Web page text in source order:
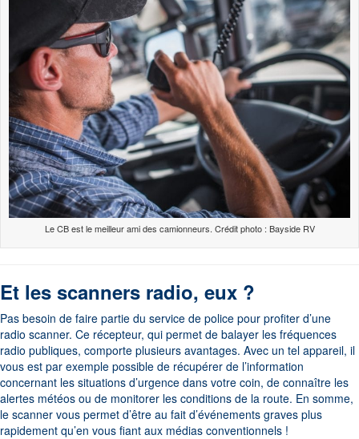
Le CB est le meilleur ami des camionneurs. Crédit photo : Bayside RV
Et les scanners radio, eux ?
Pas besoin de faire partie du service de police pour profiter d’une
radio scanner. Ce récepteur, qui permet de balayer les fréquences
radio publiques, comporte plusieurs avantages. Avec un tel appareil, il
vous est par exemple possible de récupérer de l’information
concernant les situations d’urgence dans votre coin, de connaître les
alertes météos ou de monitorer les conditions de la route. En somme,
le scanner vous permet d’être au fait d’événements graves plus
rapidement qu’en vous fiant aux médias conventionnels !